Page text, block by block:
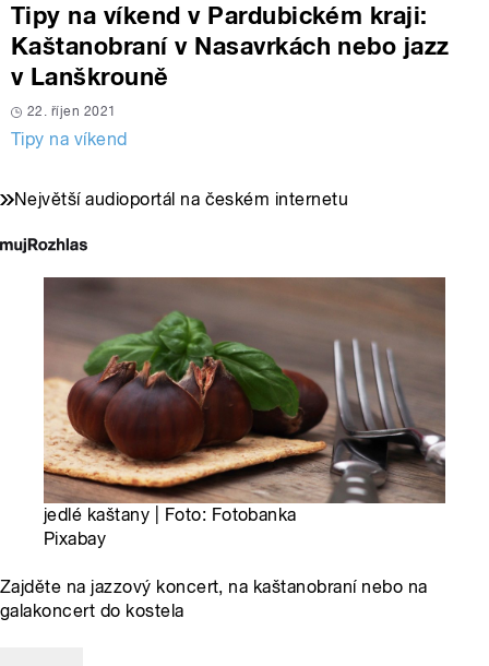
Tipy na víkend v Pardubickém kraji:
Kaštanobraní v Nasavrkách nebo jazz
v Lanškrouně
22. říjen 2021
Tipy na víkend
Největší audioportál na českém internetu
jedlé kaštany | Foto: Fotobanka
Pixabay
Zajděte na jazzový koncert, na kaštanobraní nebo na
galakoncert do kostela